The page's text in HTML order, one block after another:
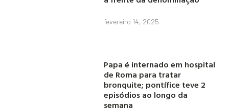
fevereiro 14, 2025
Papa é internado em hospital
de Roma para tratar
bronquite; pontífice teve 2
episódios ao longo da
semana